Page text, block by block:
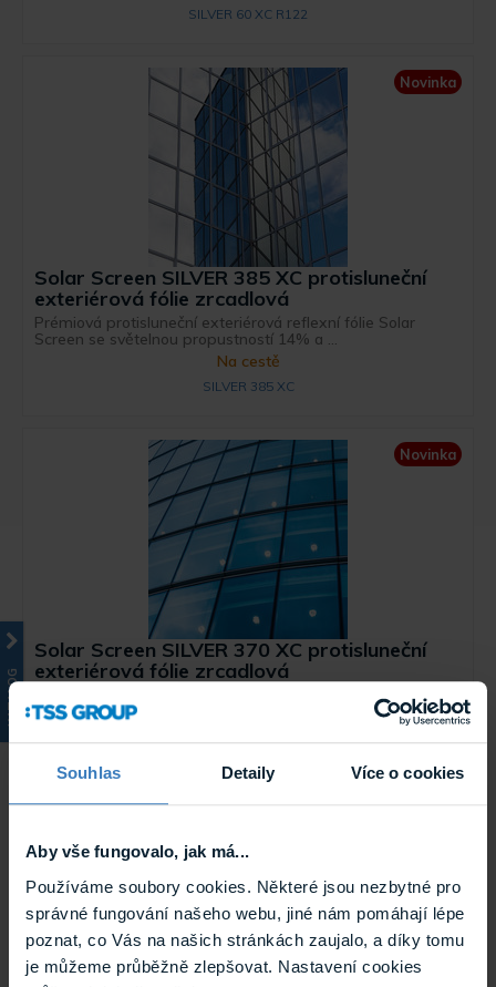
Souhlas Detaily Více o cookies
Aby vše fungovalo, jak má...
Používáme soubory cookies. Některé jsou nezbytné pro
správné fungování našeho webu, jiné nám pomáhají lépe
poznat, co Vás na našich stránkách zaujalo, a díky tomu
je můžeme průběžně zlepšovat. Nastavení cookies
KATALOG
SILVER 60 XC R122
Novinka
Solar Screen SILVER 385 XC protisluneční
exteriérová fólie zrcadlová
Prémiová protisluneční exteriérová reflexní fólie Solar
Screen se světelnou propustností 14% a ...
Na cestě
SILVER 385 XC
Novinka
Solar Screen SILVER 370 XC protisluneční
exteriérová fólie zrcadlová
Prémiová protisluneční exteriérová reflexní fólie Solar
Screen se světelnou propustností 30% a ...